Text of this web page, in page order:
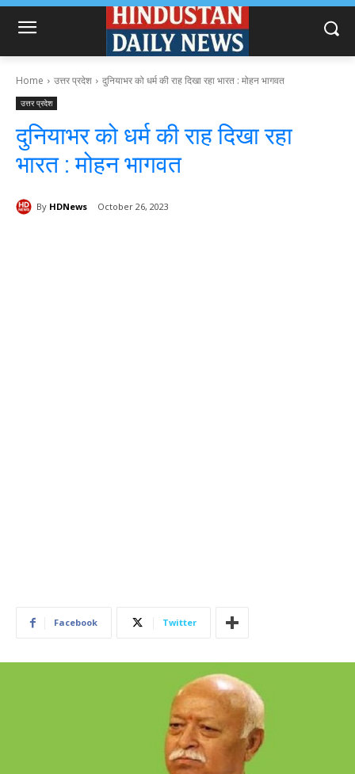
Home उत्तर प्रदेश दुनियाभर को धर्म की राह दिखा रहा भारत : मोहन भागवत
उत्तर प्रदेश
दुनियाभर को धर्म की राह दिखा रहा
भारत : मोहन भागवत
By HDNews October 26, 2023
Facebook Twitter